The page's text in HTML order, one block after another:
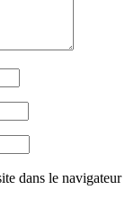
dans le navigateur